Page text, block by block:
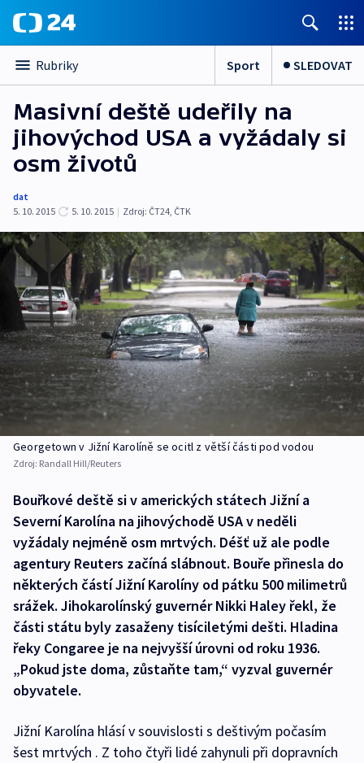
Rubriky Sport SLEDOVAT
Masivní deště udeřily na
jihovýchod USA a vyžádaly si
osm životů
dat
5. 10. 2015
5. 10. 2015 | Zdroj: ČT24, ČTK
Georgetown v Jižní Karolíně se ocitl z větší části pod vodou
Zdroj: Randall Hill/Reuters
Bouřkové deště si v amerických státech Jižní a
Severní Karolína na jihovýchodě USA v neděli
vyžádaly nejméně osm mrtvých. Déšť už ale podle
agentury Reuters začíná slábnout. Bouře přinesla do
některých částí Jižní Karolíny od pátku 500 milimetrů
srážek. Jihokarolínský guvernér Nikki Haley řekl, že
části státu byly zasaženy tisíciletými dešti. Hladina
řeky Congaree je na nejvyšší úrovni od roku 1936.
„Pokud jste doma, zůstaňte tam,“ vyzval guvernér
obyvatele.
Jižní Karolína hlásí v souvislosti s deštivým počasím
šest mrtvých . Z toho čtyři lidé zahynuli při dopravních